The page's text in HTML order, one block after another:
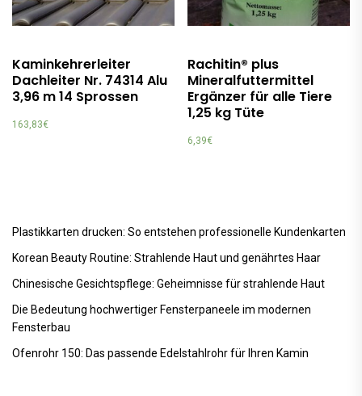
Kaminkehrerleiter
Dachleiter Nr. 74314 Alu
3,96 m 14 Sprossen
163,83€
Rachitin® plus
Mineralfuttermittel
Ergänzer für alle Tiere
1,25 kg Tüte
6,39€
Plastikkarten drucken: So entstehen professionelle Kundenkarten
Korean Beauty Routine: Strahlende Haut und genährtes Haar
Chinesische Gesichtspflege: Geheimnisse für strahlende Haut
Die Bedeutung hochwertiger Fensterpaneele im modernen
Fensterbau
Ofenrohr 150: Das passende Edelstahlrohr für Ihren Kamin